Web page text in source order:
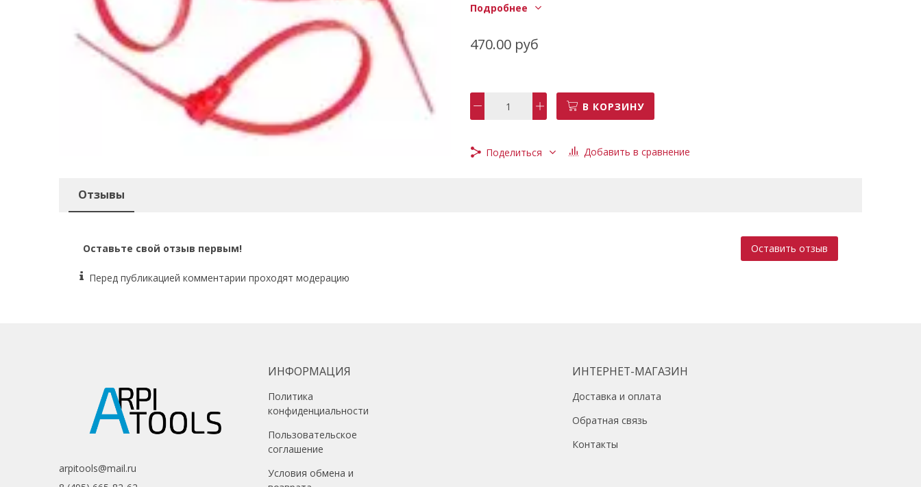
0.09
Политех Инструмент
Подробнее
470.00 руб
В КОРЗИНУ
Поделиться Добавить в сравнение
Отзывы
Оставьте свой отзыв первым! Оставить отзыв
Перед публикацией комментарии проходят модерацию
arpitools@mail.ru
ИНФОРМАЦИЯ
Политика
конфиденциальности
Пользовательское
соглашение
Условия обмена и
ИНТЕРНЕТ-МАГАЗИН
Доставка и оплата
Обратная связь
Контакты